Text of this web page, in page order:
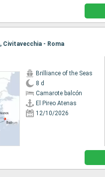
Civitavecchia - Roma
Brilliance of the Seas
8 d
Camarote balcón
El Pireo Atenas
12/10/2026